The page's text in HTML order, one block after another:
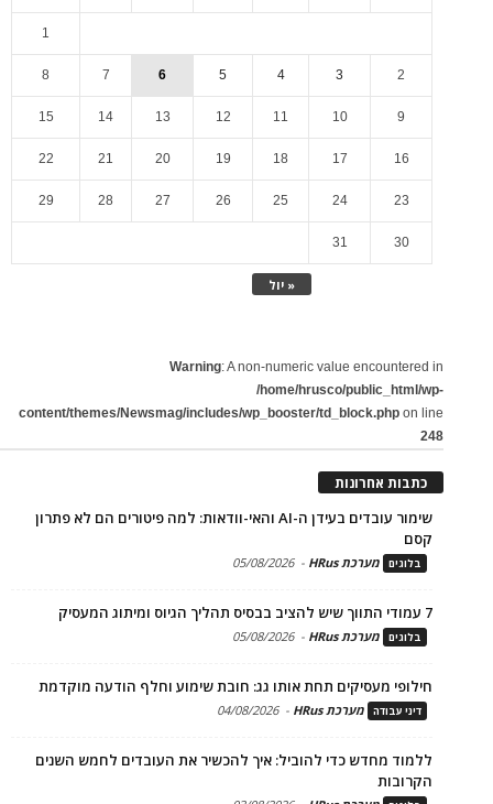
« יול
1
2
3
4
5
6
7
8
9
10
11
12
13
14
15
16
17
18
19
20
21
22
23
24
25
26
27
28
29
30
31
Warning: A non-numeric value encountered in
/home/hrusco/public_html/wp-
content/themes/Newsmag/includes/wp_booster/td_block.php on line
248
כתבות אחרונות
שימור עובדים בעידן ה-AI והאי-וודאות: למה פיטורים הם לא פתרון
קסם
בלוגים מערכת HRus -
05/08/2026
7 עמודי התווך שיש להציב בבסיס תהליך הגיוס ומיתוג המעסיק
בלוגים מערכת HRus -
05/08/2026
חילופי מעסיקים תחת אותו גג: חובת שימוע וחלף הודעה מוקדמת
דיני עבודה מערכת HRus -
04/08/2026
ללמוד מחדש כדי להוביל: איך להכשיר את העובדים לחמש השנים
הקרובות